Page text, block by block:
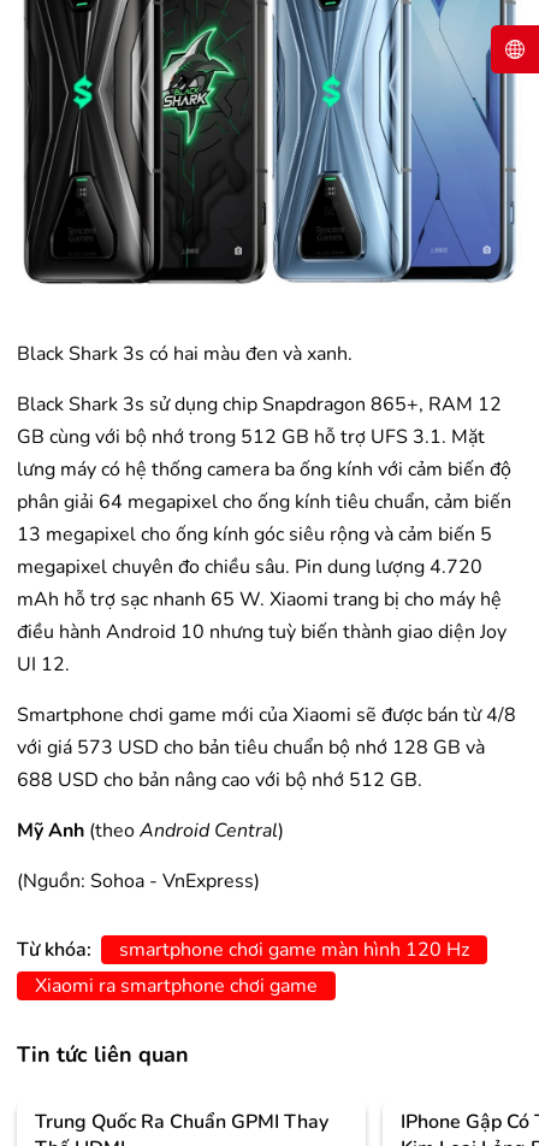
Black Shark 3s có hai màu đen và xanh.
Black Shark 3s sử dụng chip Snapdragon 865+, RAM 12
GB cùng với bộ nhớ trong 512 GB hỗ trợ UFS 3.1. Mặt
lưng máy có hệ thống camera ba ống kính với cảm biến độ
phân giải 64 megapixel cho ống kính tiêu chuẩn, cảm biến
13 megapixel cho ống kính góc siêu rộng và cảm biến 5
megapixel chuyên đo chiều sâu. Pin dung lượng 4.720
mAh hỗ trợ sạc nhanh 65 W. Xiaomi trang bị cho máy hệ
điều hành Android 10 nhưng tuỳ biến thành giao diện Joy
UI 12.
Smartphone chơi game mới của Xiaomi sẽ được bán từ 4/8
với giá 573 USD cho bản tiêu chuẩn bộ nhớ 128 GB và
688 USD cho bản nâng cao với bộ nhớ 512 GB.
Mỹ Anh (theoAndroid Central)
(Nguồn: Sohoa - VnExpress)
Từ khóa:
smartphone chơi game màn hình 120 Hz
Xiaomi ra smartphone chơi game
Tin tức liên quan
Trung Quốc Ra Chuẩn GPMI Thay
IPhone Gập